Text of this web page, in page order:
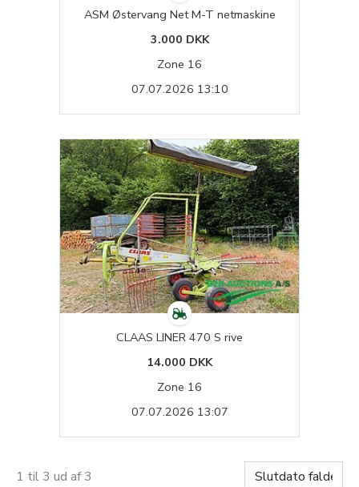
ASM Østervang Net M-T netmaskine
3.000 DKK
Zone 16
07.07.2026 13:10
CLAAS LINER 470 S rive
14.000 DKK
Zone 16
07.07.2026 13:07
1 til 3 ud af 3